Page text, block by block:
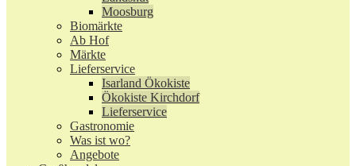
Moosburg
Biomärkte
Ab Hof
Märkte
Lieferservice
Isarland Ökokiste
Ökokiste Kirchdorf
Lieferservice
Gastronomie
Was ist wo?
Angebote